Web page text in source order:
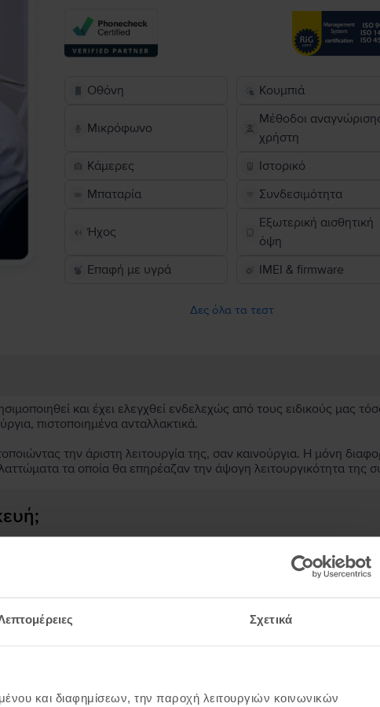
Σχετικά
και διαφημίσεων, την παροχή λειτουργιών κοινωνικών
Οθόνη Κουμπιά
Μικρόφωνο
Μέθοδοι
χρήστη
Κάμερες
Ιστορικό
Μπαταρία
Συνδεσιμότητα
Ήχος
Εξωτερική αισθητική
όψη
Επαφή με υγρά
IMEI & firmware
Δες όλα τα τεστ
και έχει ελεγχθεί ενδελεχώς από τους ειδικούς μας
πιστοποιημένα ανταλλακτικά.
την άριστη λειτουργία της, σαν καινούργια. Η μόνη
τα οποία θα επηρέαζαν την άψογη λειτουργικότητα της
με την αναζήτησή σου